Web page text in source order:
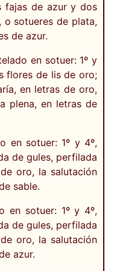
fajas de azur y dos
o sotueres de plata,
de azur.
en sotuer: 1º y
flores de lis de oro;
en letras de oro,
plena, en letras de
en sotuer: 1º y 4º,
de gules, perfilada
oro, la salutación
sable.
en sotuer: 1º y 4º,
de gules, perfilada
oro, la salutación
azur.